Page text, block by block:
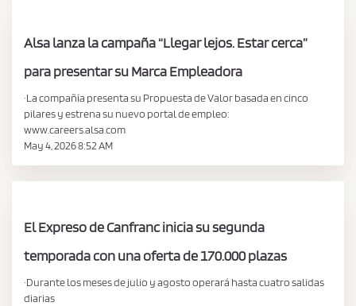
Alsa lanza la campaña “Llegar lejos. Estar cerca”
para presentar su Marca Empleadora
·La compañía presenta su Propuesta de Valor basada en cinco
pilares y estrena su nuevo portal de empleo:
www.careers.alsa.com
May 4, 2026 8:52 AM
El Expreso de Canfranc inicia su segunda
temporada con una oferta de 170.000 plazas
·Durante los meses de julio y agosto operará hasta cuatro salidas
diarias